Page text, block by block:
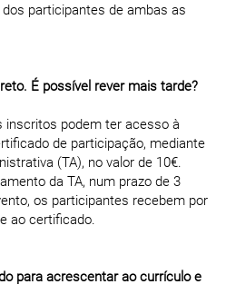
participantes de ambas as
É possível rever mais tarde?
inscritos podem ter acesso à
de participação, mediante
(TA), no valor de 10€.
da TA, num prazo de 3
os participantes recebem por
ao certificado.
para acrescentar ao currículo e